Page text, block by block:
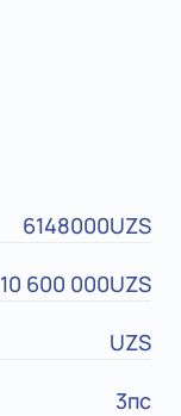
6148000UZS
10 600 000UZS
UZS
3пс